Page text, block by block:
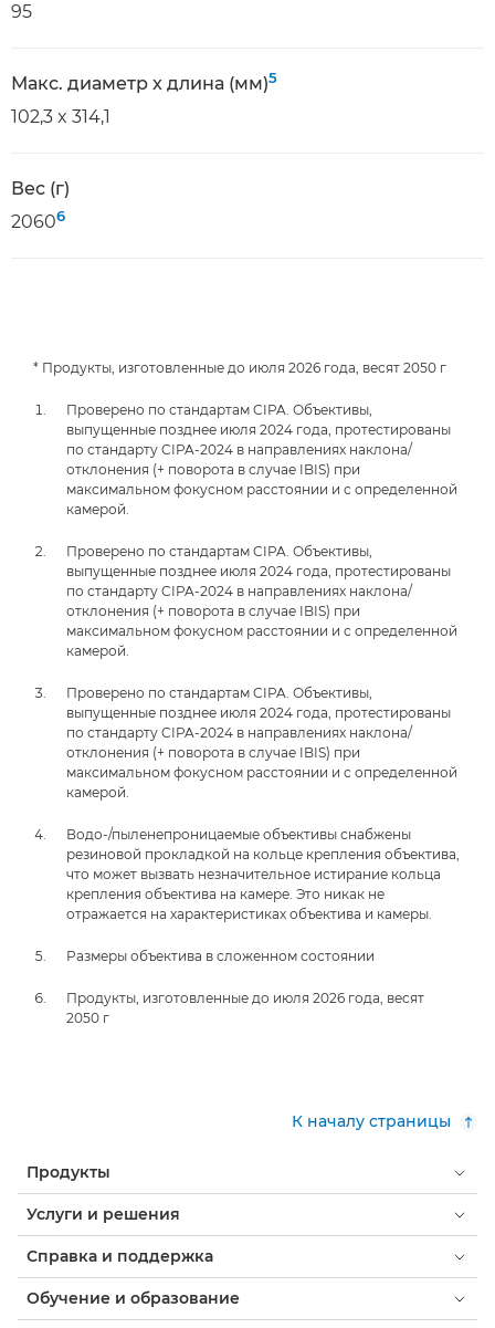
95
Макс. диаметр x длина (мм)5
102,3 x 314,1
Вес (г)
20606
* Продукты, изготовленные до июля 2026 года, весят 2050 г
Проверено по стандартам CIPA. Объективы,
выпущенные позднее июля 2024 года, протестированы
по стандарту CIPA-2024 в направлениях наклона/
отклонения (+ поворота в случае IBIS) при
максимальном фокусном расстоянии и с определенной
камерой.
Проверено по стандартам CIPA. Объективы,
выпущенные позднее июля 2024 года, протестированы
по стандарту CIPA-2024 в направлениях наклона/
отклонения (+ поворота в случае IBIS) при
максимальном фокусном расстоянии и с определенной
камерой.
Проверено по стандартам CIPA. Объективы,
выпущенные позднее июля 2024 года, протестированы
по стандарту CIPA-2024 в направлениях наклона/
отклонения (+ поворота в случае IBIS) при
максимальном фокусном расстоянии и с определенной
камерой.
Водо-/пыленепроницаемые объективы снабжены
резиновой прокладкой на кольце крепления объектива,
что может вызвать незначительное истирание кольца
крепления объектива на камере. Это никак не
отражается на характеристиках объектива и камеры.
Размеры объектива в сложенном состоянии
Продукты, изготовленные до июля 2026 года, весят
2050 г
К началу страницы
Продукты
Услуги и решения
Справка и поддержка
Обучение и образование